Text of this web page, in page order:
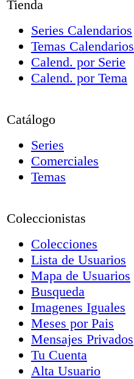
Tienda
Series Calendarios
Temas Calendarios
Calend. por Serie
Calend. por Tema
Catálogo
Series
Comerciales
Temas
Coleccionistas
Colecciones
Lista de Usuarios
Mapa de Usuarios
Busqueda
Imagenes Iguales
Meses por Pais
Mensajes Privados
Tu Cuenta
Alta Usuario